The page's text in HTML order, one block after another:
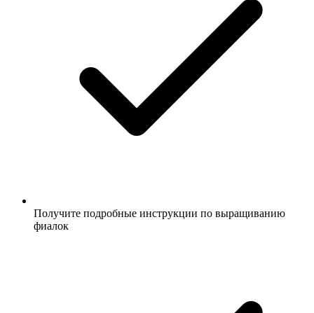
Получите подробные инструкции по выращиванию
фиалок